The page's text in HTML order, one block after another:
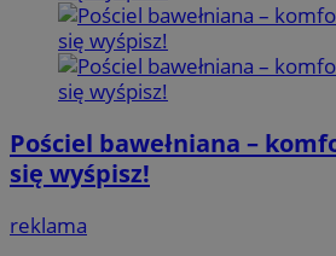
Pościel bawełniana –
się wyśpisz!
reklama